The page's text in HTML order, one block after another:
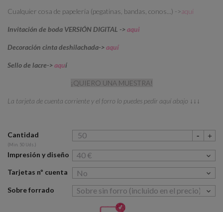
Cualquier cosa de papelería (pegatinas, bandas, conos...) ->aquí
Invitación de boda VERSIÓN DIGITAL ->aqui
Decoración cinta deshilachada->aquí
Sello de lacre->aquí
¡QUIERO UNA MUESTRA!
La tarjeta de cuenta corriente y el forro lo puedes pedir aquí abajo ↓↓↓
Cantidad
(Min. 50 Uds.)
Impresión y diseño
Tarjetas nº cuenta
Sobre forrado